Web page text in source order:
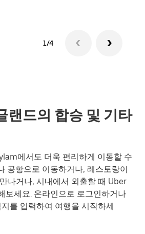
1/4
랜드의 합승 및 기타
에서도 더욱 편리하게 이동할 수
공항으로 이동하거나, 레스토랑이
나거나, 시내에서 외출할 때 Uber
보세요. 온라인으로 로그인하거나
를 입력하여 여행을 시작하세